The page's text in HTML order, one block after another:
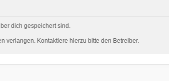
dich gespeichert sind.
verlangen. Kontaktiere hierzu bitte den Betreiber.